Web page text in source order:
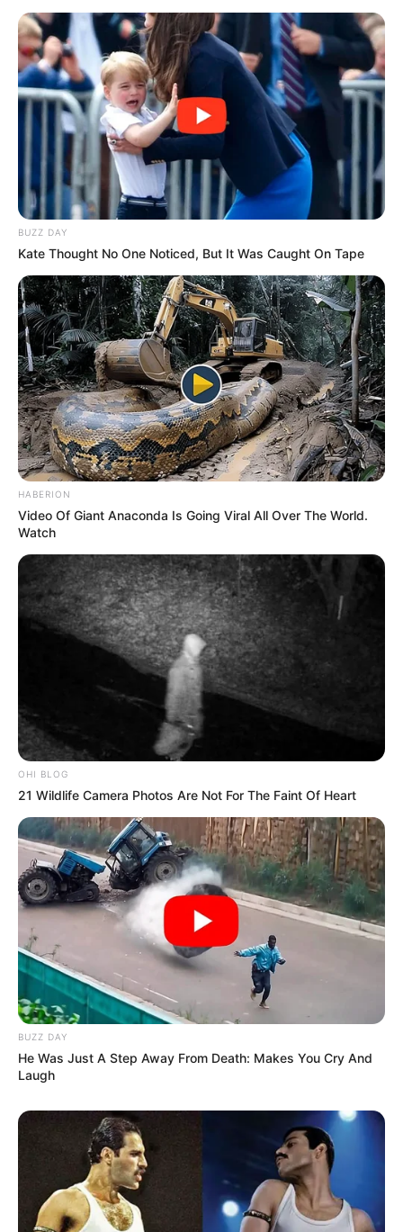
BUZZ DAY
Kate Thought No One Noticed, But It Was Caught On Tape
HABERION
Video Of Giant Anaconda Is Going Viral All Over The World.
Watch
OHI BLOG
21 Wildlife Camera Photos Are Not For The Faint Of Heart
BUZZ DAY
He Was Just A Step Away From Death: Makes You Cry And
Laugh